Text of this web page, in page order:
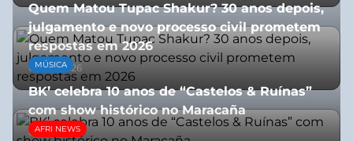
Quem Matou Tupac Shakur? 30 anos depois,
julgamento e novo processo civil prometem
respostas em 2026
05/08/2026
MÚSICA
BK’ celebra 10 anos de “Castelos & Ruínas”
com show histórico no Maracaña
06/08/2026
AFRI NEWS